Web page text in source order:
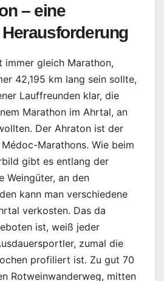
– eine
immer gleich Marathon,
42,195 km lang sein sollte,
Lauffreunden klar, die
Marathon im Ahrtal, an
Der Ahraton ist der
Marathons. Wie beim
gibt es entlang der
Weingüter, an den
kann man verschiedene
verkosten. Das da
ist, weiß jeder
zumal die
profiliert ist. Zu gut 70
Rotweinwanderweg, mitten